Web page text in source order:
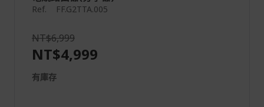
Ref. FF.G2TTA.005
NT$6,999
NT$4,999
有庫存